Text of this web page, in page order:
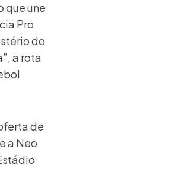
que une
Pro
do
a rota
de
a Neo